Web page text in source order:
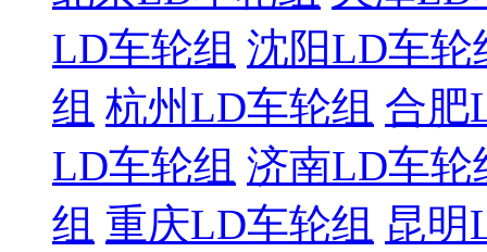
LD车轮组 沈阳LD车轮
组 杭州LD车轮组 合肥
LD车轮组 济南LD车轮
组 重庆LD车轮组 昆明